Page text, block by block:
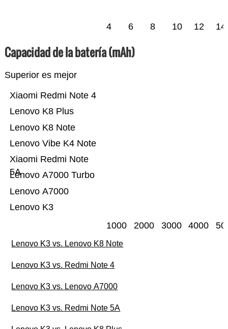
4 6 8 10 12 14
Capacidad de la batería (mAh)
Superior es mejor
Lenovo K3
Lenovo A7000
Lenovo A7000 Turbo
Xiaomi Redmi Note
5A
Lenovo Vibe K4 Note
Lenovo K8 Note
Lenovo K8 Plus
Xiaomi Redmi Note 4
1000 2000 3000 4000
Lenovo K3 vs. Lenovo K8 Note
Lenovo K3 vs. Redmi Note 4
Lenovo K3 vs. Lenovo A7000
Lenovo K3 vs. Redmi Note 5A